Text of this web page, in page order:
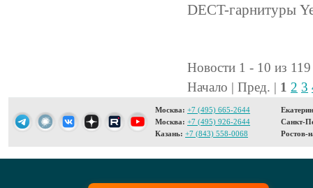
DECT-гарнитуры
Новости 1 - 10 из 119
Начало | Пред. | 1 2 3
Москва: +7 (495) 665-2644
Москва: +7 (495) 926-2644
Казань: +7 (843) 558-0068
Санкт-
Ростов-